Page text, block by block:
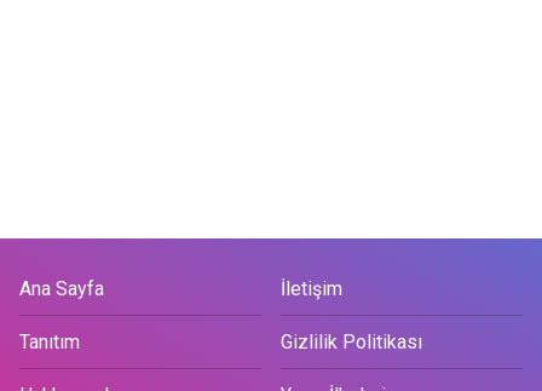
Ana Sayfa İletişim
Tanıtım Gizlilik Politikası